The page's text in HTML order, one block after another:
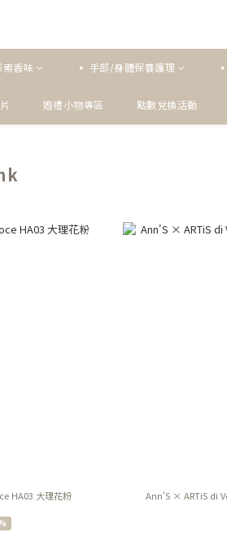
香味 ▪ 手部/身體保養護理
婚禮小物專區 點數兌換活動
HA03 大理花粉
Ann'S × ARTiS di